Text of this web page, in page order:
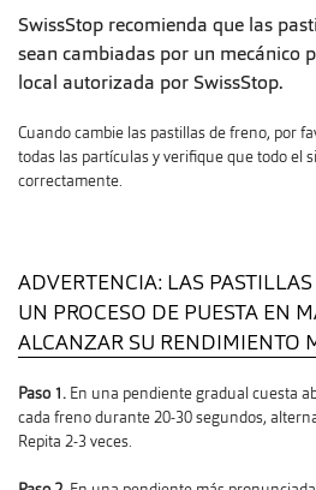
SwissStop recomienda que las
sean cambiadas por un mecánico
local autorizada por SwissStop.
Cuando cambie las pastillas de freno, por
todas las partículas y verifique que todo el
correctamente.
ADVERTENCIA: LAS
UN PROCESO DE PUESTA EN
ALCANZAR SU RENDIMIENTO
Paso 1. En una pendiente gradual cuesta
cada freno durante 20-30 segundos,
Repita 2-3 veces.